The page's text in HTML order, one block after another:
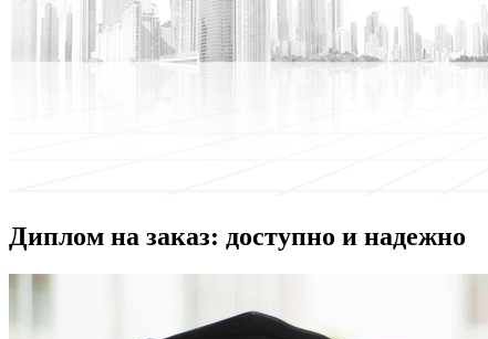
Диплом на заказ: доступно и надежно